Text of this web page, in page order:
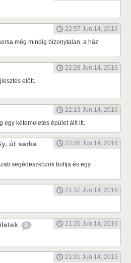
22:57 Jun 14, 2016
még mindig bizonytalan, a ház
22:28 Jun 14, 2016
előtt.
22:13 Jun 14, 2016
egy kétemeletes épület állt itt.
út sarka 22:08 Jun 14, 2016
segédeszközök boltja és egy
21:37 Jun 14, 2016
0
21:20 Jun 14, 2016
21:01 Jun 14, 2016